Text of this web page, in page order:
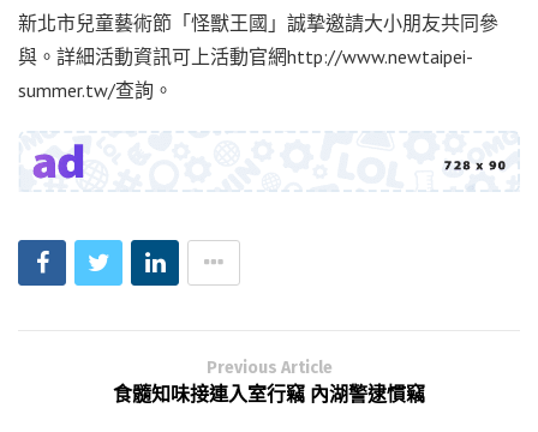
新北市兒童藝術節「怪獸王國」誠摯邀請大小朋友共同參
與。詳細活動資訊可上活動官網http://www.newtaipei-
summer.tw/查詢。
Previous Article
食髓知味接連入室行竊 內湖警逮慣竊